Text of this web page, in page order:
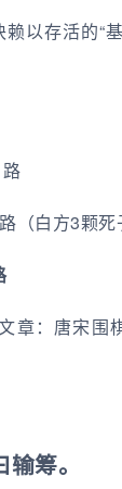
以存活的“
（白方3颗死
章：唐宋围
筹。